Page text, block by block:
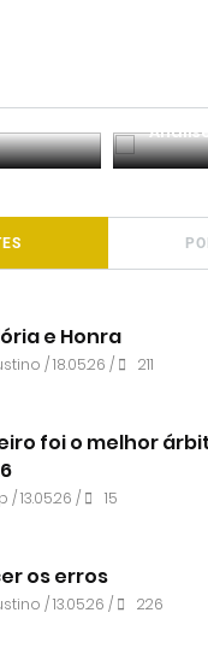
e Honra
/ 18.05.26 / 211
foi o melhor
/ 13.05.26 / 15
os erros
/ 13.05.26 / 226